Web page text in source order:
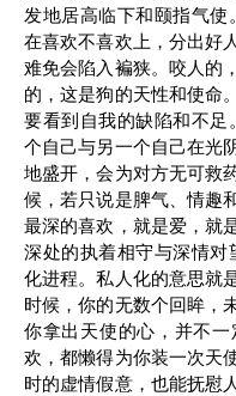
发地居高临下和颐指气
在喜欢不喜欢上，分出好
难免会陷入褊狭。咬人的
的，这是狗的天性和使命
要看到自我的缺陷和不
个自己与另一个自己在光
地盛开，会为对方无可救
候，若只说是脾气、情趣
最深的喜欢，就是爱，就
深处的执着相守与深情对
化进程。私人化的意思就
时候，你的无数个回眸，
你拿出天使的心，并不
欢，都懒得为你装一次天
时的虚情假意，也能抚慰